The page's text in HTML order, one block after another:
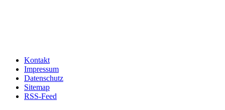
Kontakt
Impressum
Datenschutz
Sitemap
RSS-Feed